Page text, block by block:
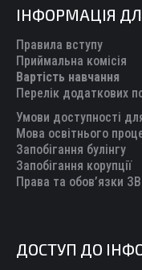
opens
in
new
window
opens
in
new
window
opens
in
new
window
opens
in
new
window
new
ІНФОРМАЦІЯ
Правила вступу
Приймальна комісія
Вартість навчання
Перелік додаткових
Умови доступності
Мова освітнього
Запобігання булінгу
Запобігання корупції
Права та обов’язки
ДОСТУП ДО